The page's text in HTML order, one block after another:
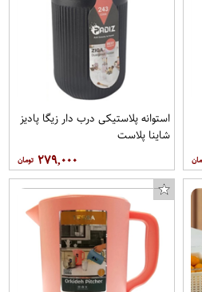
استوانه پلاستیکی درب دار زیگا پادیز
شاینا پلاست
۲۷۹,۰۰۰